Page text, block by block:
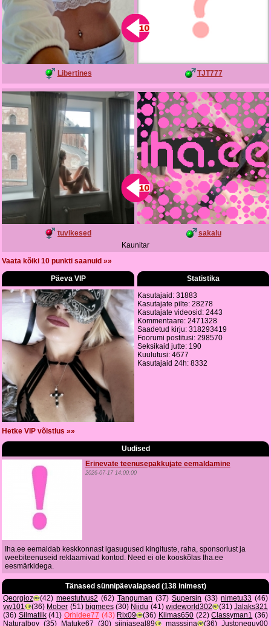
Libertines TJT777
tuvikesed
sakalu
Kaunitar
Vaata kõiki 10 punkti saanuid »»
Päeva VIP
Hetke VIP võistlus »»
Statistika
Kasutajaid: 31883
Kasutajate pilte: 28278
Kasutajate videosid: 2443
Kommentaare: 2471328
Saadetud kirju: 318293419
Foorumi postitusi: 298570
Seksikaid jutte: 190
Kuulutusi: 4677
Kasutajaid 24h: 8332
Uudised
Erinevate teenusepakkujate eemaldamine
2026-07-17 14:00:00
Iha.ee eemaldab keskkonnast igasugused kingituste, raha, sponsorlust ja
weebiteenuseid reklaamivad kontod. Need ei ole kooskõlas Iha.ee
eesmärkidega.
Tänased sünnipäevalapsed (138 inimest)
Qeorgioz
(42) meestutvus2 (62) Tanguman (37) Supersin (33) nimetu33 (46)
vw101
(36) Mober (51) bigmees(30) Niidu (41) wideworld302 (31) Jalaks321
(36) Silmatilk(41) Orhidee77 (43) Rix09 (36) Kiimas650 (22) Classyman1 (36)
Naturalboy (35) Matuke67 (30) siinjaseal89 masssina (36) Justoneguy00